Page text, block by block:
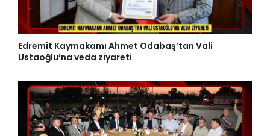
Edremit Kaymakamı Ahmet Odabaş’tan Vali
Ustaoğlu’na veda ziyareti